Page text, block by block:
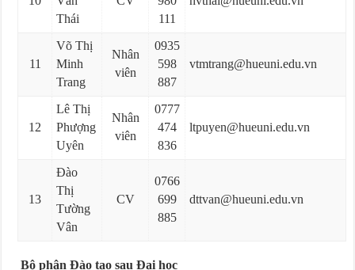
Thái
111
11
Võ Thị
Minh
Trang
Nhân
viên
0935
598
887
vtmtrang@hueuni.edu.vn
12
Lê Thị
Phượng
Uyên
Nhân
viên
0777
474
836
ltpuyen@hueuni.edu.vn
13
Đào
Thị
Tường
Vân
CV
0766
699
885
dttvan@hueuni.edu.vn
Bộ phận Đào tạo sau Đại học